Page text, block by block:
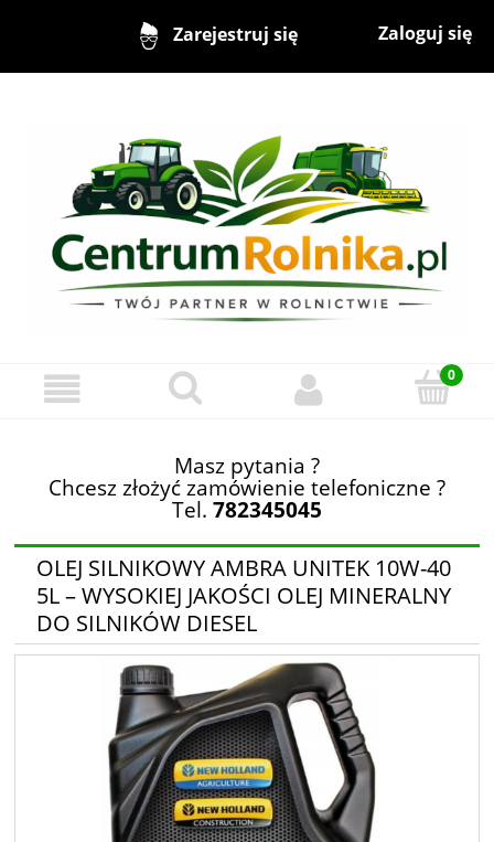
Zarejestruj się Zaloguj się
Masz pytania ?
Chcesz złożyć zamówienie telefoniczne ?
Tel. 782345045
OLEJ SILNIKOWY AMBRA UNITEK 10W-40
5L – WYSOKIEJ JAKOŚCI OLEJ MINERALNY
DO SILNIKÓW DIESEL